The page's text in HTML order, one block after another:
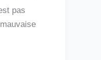
pas